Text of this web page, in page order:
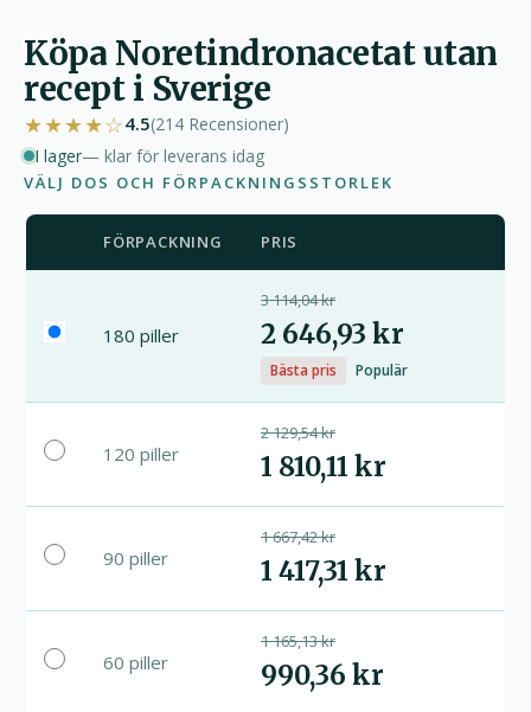
Köpa Noretindronacetat utan
recept i Sverige
★★★★☆4.5(214 Recensioner)
I lager— klar för leverans idag
VÄLJ DOS OCH FÖRPACKNINGSSTORLEK
FÖRPACKNING PRIS
180 piller
3 114,04 kr
2 646,93 kr
Bästa pris Populär
120 piller
2 129,54 kr
1 810,11 kr
90 piller
1 667,42 kr
1 417,31 kr
60 piller
1 165,13 kr
990,36 kr